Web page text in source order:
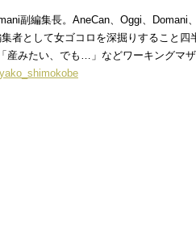
副編集長。AneCan、Oggi、Domani
者として女ゴコロを深掘りすること
産みたい、でも…」などワーキングマ